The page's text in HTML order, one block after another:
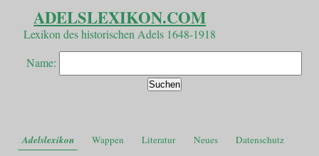
ADELSLEXIKON.COM
Lexikon des historischen Adels 1648-1918
Name:
Adelslexikon Wappen Literatur Neues Datenschutz